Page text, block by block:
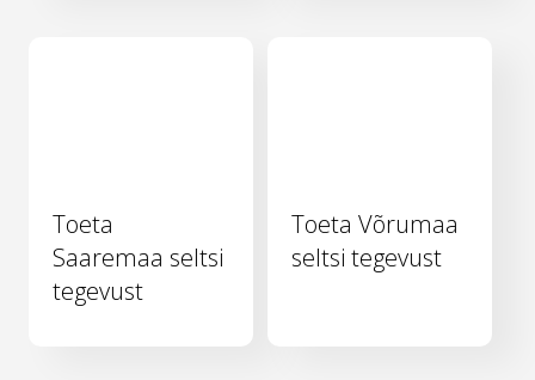
Toeta
Saaremaa seltsi
tegevust
Toeta Võrumaa
seltsi tegevust